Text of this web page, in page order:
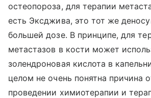
остеопороза, для терапии
есть Эксджива, это тот же
большей дозе. В принципе, для
метастазов в кости может
золендроновая кислота в
целом не очень понятна причина
проведении химиотерапии и